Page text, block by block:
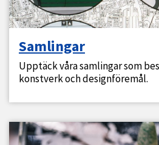
Samlingar
Upptäck våra samlingar som
konstverk och designföremål.